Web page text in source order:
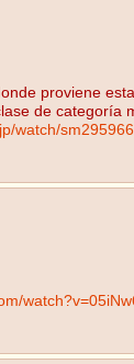
proviene
de categoría
watch/